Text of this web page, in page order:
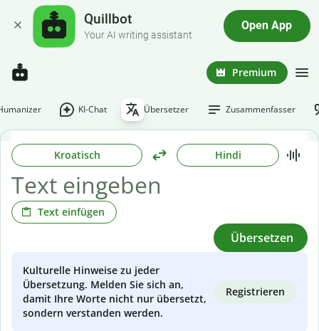
Quillbot
Your AI writing assistant
Open App
Premium
KI-Chat Übersetzer Zusammenfasser
Kroatisch Hindi
Text einfügen
Übersetzen
Kulturelle Hinweise zu jeder
Übersetzung. Melden Sie sich an,
damit Ihre Worte nicht nur übersetzt,
sondern verstanden werden.
Registrieren